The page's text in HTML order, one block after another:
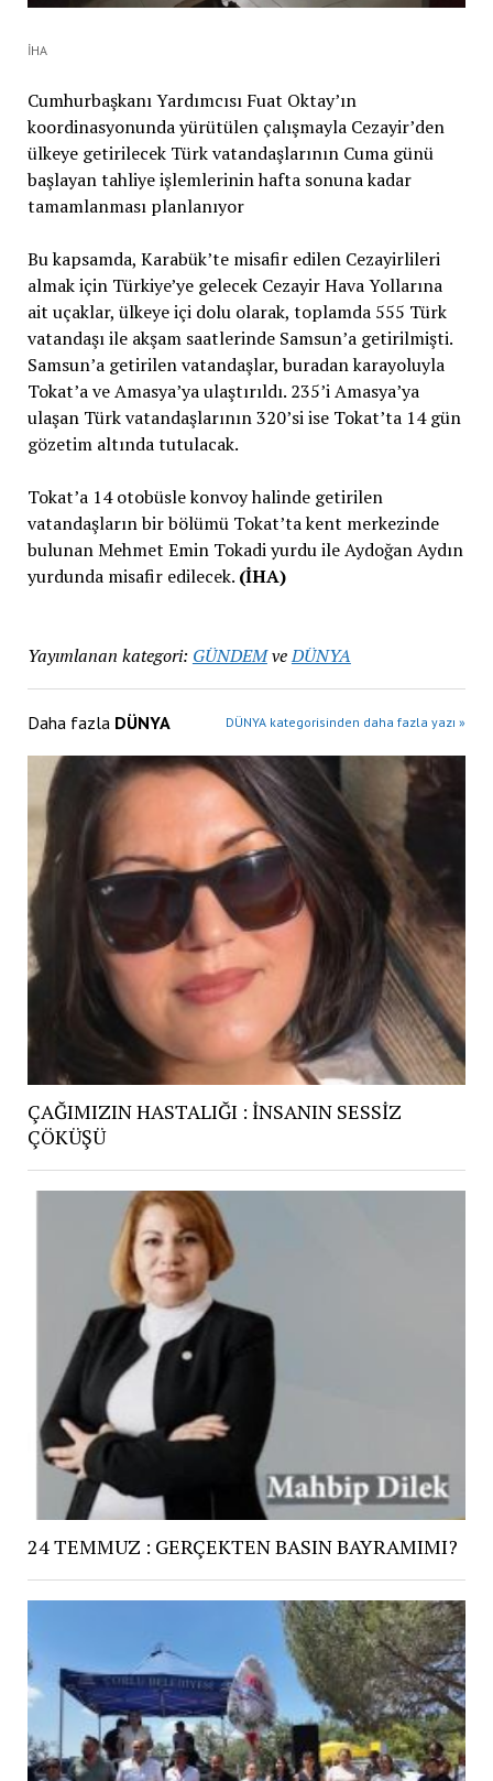
İHA
Cumhurbaşkanı Yardımcısı Fuat Oktay’ın
koordinasyonunda yürütülen çalışmayla Cezayir’den
ülkeye getirilecek Türk vatandaşlarının Cuma günü
başlayan tahliye işlemlerinin hafta sonuna kadar
tamamlanması planlanıyor
Bu kapsamda, Karabük’te misafir edilen Cezayirlileri
almak için Türkiye’ye gelecek Cezayir Hava Yollarına
ait uçaklar, ülkeye içi dolu olarak, toplamda 555 Türk
vatandaşı ile akşam saatlerinde Samsun’a getirilmişti.
Samsun’a getirilen vatandaşlar, buradan karayoluyla
Tokat’a ve Amasya’ya ulaştırıldı. 235’i Amasya’ya
ulaşan Türk vatandaşlarının 320’si ise Tokat’ta 14 gün
gözetim altında tutulacak.
Tokat’a 14 otobüsle konvoy halinde getirilen
vatandaşların bir bölümü Tokat’ta kent merkezinde
bulunan Mehmet Emin Tokadi yurdu ile Aydoğan Aydın
yurdunda misafir edilecek. (İHA)
Yayımlanan kategori: GÜNDEMveDÜNYA
Daha fazla DÜNYA DÜNYA kategorisinden daha fazla yazı »
ÇAĞIMIZIN HASTALIĞI : İNSANIN SESSİZ
ÇÖKÜŞÜ
24 TEMMUZ : GERÇEKTEN BASIN BAYRAMIMI?